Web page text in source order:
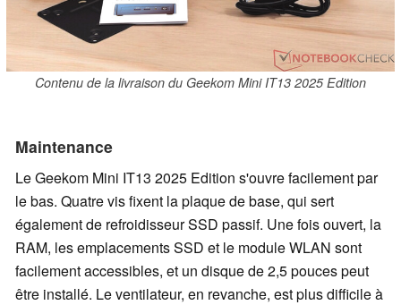
Contenu de la livraison du Geekom Mini IT13 2025 Edition
Maintenance
Le Geekom Mini IT13 2025 Edition s'ouvre facilement par
le bas. Quatre vis fixent la plaque de base, qui sert
également de refroidisseur SSD passif. Une fois ouvert, la
RAM, les emplacements SSD et le module WLAN sont
facilement accessibles, et un disque de 2,5 pouces peut
être installé. Le ventilateur, en revanche, est plus difficile à